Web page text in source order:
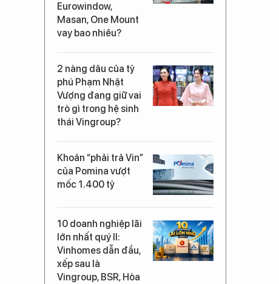
Eurowindow,
Masan, One Mount
vay bao nhiêu?
2 nàng dâu của tỷ
phú Phạm Nhật
Vượng đang giữ vai
trò gì trong hệ sinh
thái Vingroup?
Khoản “phải trả Vin”
của Pomina vượt
mốc 1.400 tỷ
10 doanh nghiệp lãi
lớn nhất quý II:
Vinhomes dẫn đầu,
xếp sau là
Vingroup, BSR, Hòa